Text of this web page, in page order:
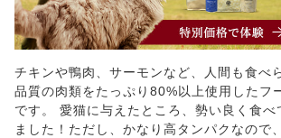
チキンや鴨肉、サーモンなど、人間も食べ
品質の肉類をたっぷり80%以上使用したフ
です。 愛猫に与えたところ、勢い良く食べ
ました！ただし、かなり高タンパクなので